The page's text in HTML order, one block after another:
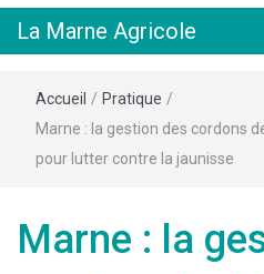
La Marne Agricole
Accueil / Pratique /
Marne : la gestion des cordons
pour lutter contre la jaunisse
Marne : la